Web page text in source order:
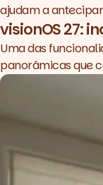
ajudam a
visionOS 27:
Uma das
panorâmicas que